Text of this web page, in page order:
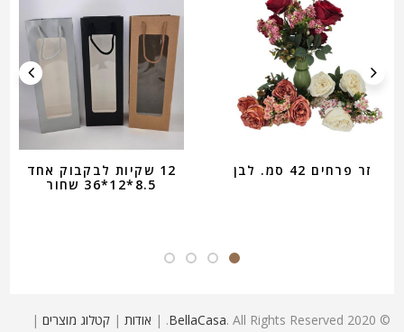
זר פרחים 42 סמ. לבן
12 שקיות לבקבוק אחד
8.5*12*36 שחור
© 2020
BellaCasa. All Rights Reserved. | אודות | קטלוג מוצרים |